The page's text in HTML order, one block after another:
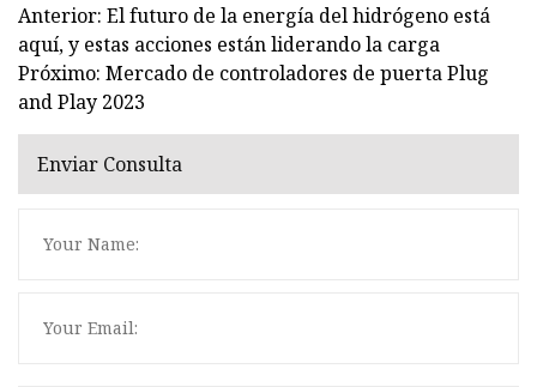
Anterior: El futuro de la energía del hidrógeno está
aquí, y estas acciones están liderando la carga
Próximo: Mercado de controladores de puerta Plug
and Play 2023
Enviar Consulta